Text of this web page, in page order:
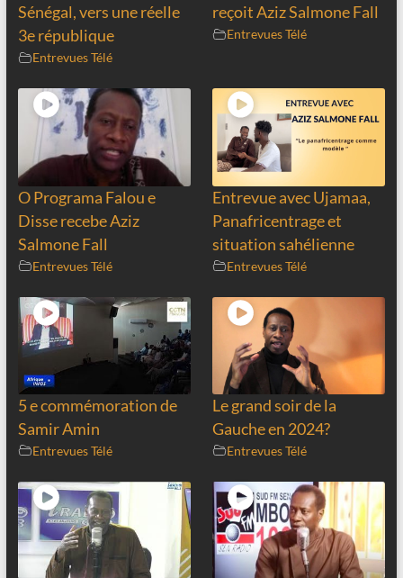
Sénégal, vers une réelle
3e république
Entrevues Télé
reçoit Aziz Salmone Fall
Entrevues Télé
O Programa Falou e
Disse recebe Aziz
Salmone Fall
Entrevues Télé
Entrevue avec Ujamaa,
Panafricentrage et
situation sahélienne
Entrevues Télé
5 e commémoration de
Samir Amin
Entrevues Télé
Le grand soir de la
Gauche en 2024?
Entrevues Télé